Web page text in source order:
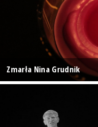
Zmarła Nina Grudnik